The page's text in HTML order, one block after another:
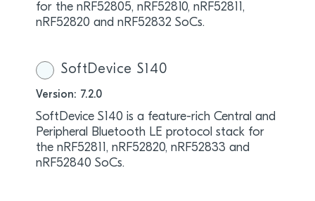
for the nRF52805, nRF52810, nRF52811,
nRF52820 and nRF52832 SoCs.
SoftDevice S140
Version: 7.2.0
SoftDevice S140 is a feature-rich Central and
Peripheral Bluetooth LE protocol stack for
the nRF52811, nRF52820, nRF52833 and
nRF52840 SoCs.